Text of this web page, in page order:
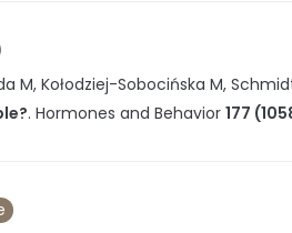
M, Kołodziej-Sobocińska M,
. Hormones and Behavior 177